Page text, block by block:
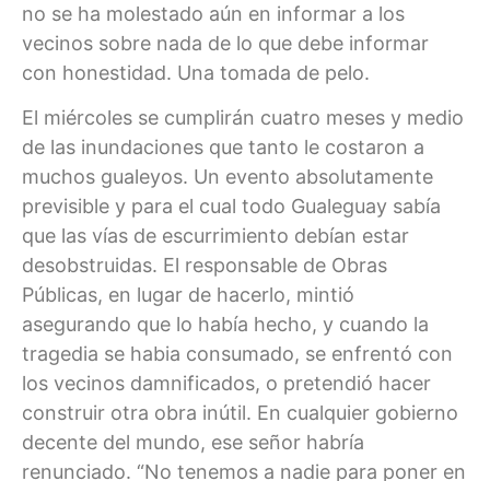
no se ha molestado aún en informar a los
vecinos sobre nada de lo que debe informar
con honestidad. Una tomada de pelo.
El miércoles se cumplirán cuatro meses y medio
de las inundaciones que tanto le costaron a
muchos gualeyos. Un evento absolutamente
previsible y para el cual todo Gualeguay sabía
que las vías de escurrimiento debían estar
desobstruidas. El responsable de Obras
Públicas, en lugar de hacerlo, mintió
asegurando que lo había hecho, y cuando la
tragedia se habia consumado, se enfrentó con
los vecinos damnificados, o pretendió hacer
construir otra obra inútil. En cualquier gobierno
decente del mundo, ese señor habría
renunciado. “No tenemos a nadie para poner en